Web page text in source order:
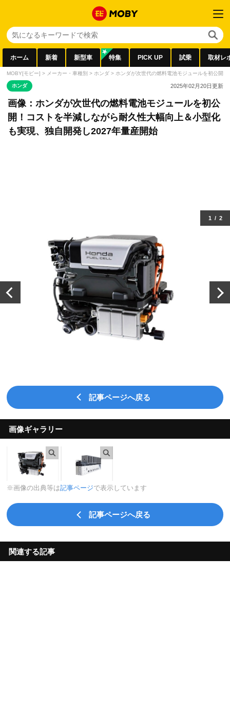
ホーム 新着 新型車 特集 PICK UP 試乗 取材レ
MOBY[モビー] > メーカー・車種別 > ホンダ > ホンダが次世代の燃料電池モジュールを初公開
ホンダ 2025年02月20日更新
画像：ホンダが次世代の燃料電池モジュールを初公
開！コストを半減しながら耐久性大幅向上＆小型化
も実現、独自開発し2027年量産開始
1 / 2
記事ページへ戻る
画像ギャラリー
※画像の出典等は記事ページで表示しています
記事ページへ戻る
関連する記事